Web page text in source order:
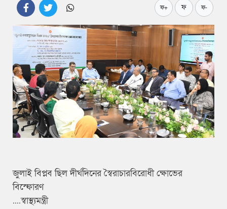
ফ+ ফ ফ-
জুলাই বিপ্লব ছিল দীর্ঘদিনের স্বৈরাচারবিরোধী ক্ষোভের
বিস্ফোরণ
....স্বাস্থ্যমন্ত্রী